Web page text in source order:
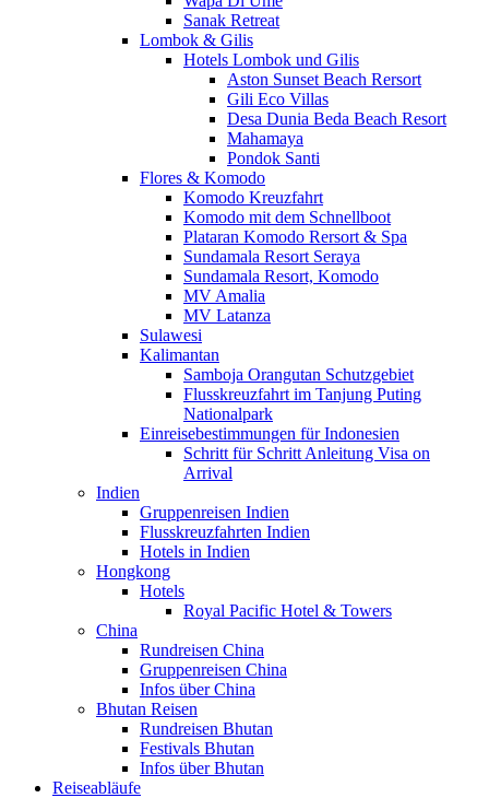
Sanak Retreat
Lombok & Gilis
Hotels Lombok und Gilis
Aston Sunset Beach Rersort
Gili Eco Villas
Desa Dunia Beda Beach Resort
Mahamaya
Pondok Santi
Flores & Komodo
Komodo Kreuzfahrt
Komodo mit dem Schnellboot
Plataran Komodo Rersort & Spa
Sundamala Resort Seraya
Sundamala Resort, Komodo
MV Amalia
MV Latanza
Sulawesi
Kalimantan
Samboja Orangutan Schutzgebiet
Flusskreuzfahrt im Tanjung Puting
Nationalpark
Einreisebestimmungen für Indonesien
Schritt für Schritt Anleitung Visa on
Arrival
Indien
Gruppenreisen Indien
Flusskreuzfahrten Indien
Hotels in Indien
Hongkong
Hotels
Royal Pacific Hotel & Towers
China
Rundreisen China
Gruppenreisen China
Infos über China
Bhutan Reisen
Rundreisen Bhutan
Festivals Bhutan
Infos über Bhutan
Reiseabläufe